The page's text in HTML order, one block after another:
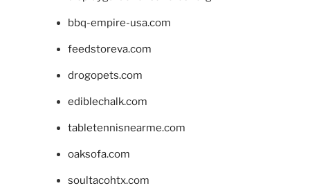
bbq-empire-usa.com
feedstoreva.com
drogopets.com
ediblechalk.com
tabletennisnearme.com
oaksofa.com
soultacohtx.com